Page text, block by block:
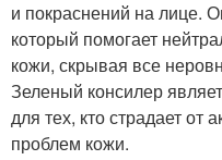
Консилер для лица
Консилер в качестве
и покраснений на лице.
который помогает
кожи, скрывая все
Зеленый консилер
для тех, кто страдает от
проблем кожи.